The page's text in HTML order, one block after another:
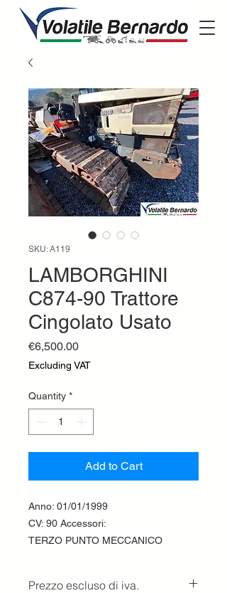
SKU: A119
LAMBORGHINI
C874-90 Trattore
Cingolato Usato
€6,500.00Price
Excluding VAT
Quantity *
Add to Cart
Anno: 01/01/1999
CV: 90 Accessori:
TERZO PUNTO MECCANICO
Prezzo escluso di iva.